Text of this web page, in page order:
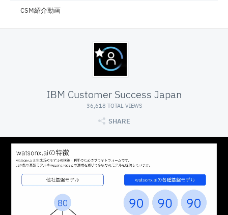
CSM紹介動画
IBM Customer Success Japan
36,618 TOTAL VIEWS
SHARE